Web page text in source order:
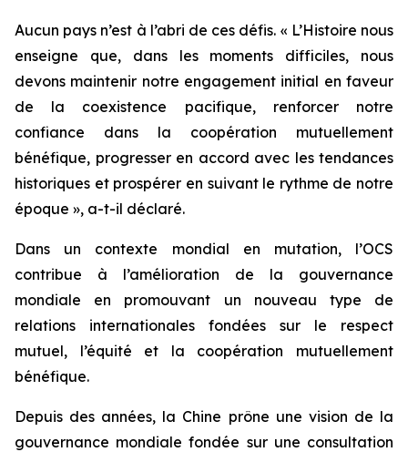
Aucun pays n’est à l’abri de ces défis. « L’Histoire nous
enseigne que, dans les moments difficiles, nous
devons maintenir notre engagement initial en faveur
de la coexistence pacifique, renforcer notre
confiance dans la coopération mutuellement
bénéfique, progresser en accord avec les tendances
historiques et prospérer en suivant le rythme de notre
époque », a-t-il déclaré.
Dans un contexte mondial en mutation, l’OCS
contribue à l’amélioration de la gouvernance
mondiale en promouvant un nouveau type de
relations internationales fondées sur le respect
mutuel, l’équité et la coopération mutuellement
bénéfique.
Depuis des années, la Chine prône une vision de la
gouvernance mondiale fondée sur une consultation